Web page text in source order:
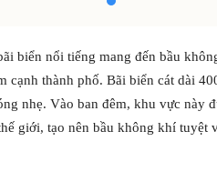
biển nổi tiếng mang đến bầu
cạnh thành phố. Bãi biển cát dài
nhẹ. Vào ban đêm, khu vực này
giới, tạo nên bầu không khí tuyệt